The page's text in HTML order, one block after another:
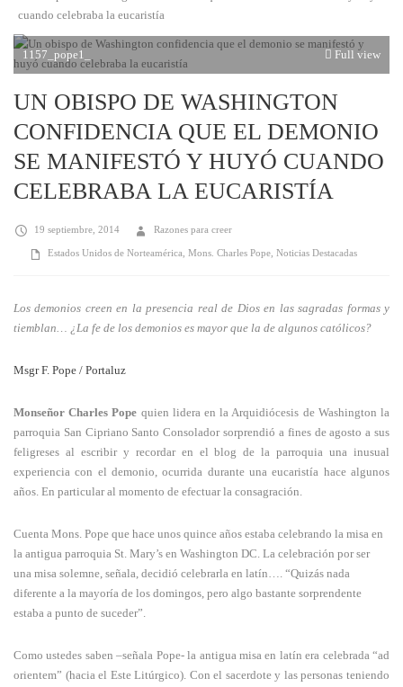
cuando celebraba la eucaristía
1157_pope1_ Full view
UN OBISPO DE WASHINGTON
CONFIDENCIA QUE EL DEMONIO
SE MANIFESTÓ Y HUYÓ CUANDO
CELEBRABA LA EUCARISTÍA
19 septiembre, 2014 Razones para creer
Estados Unidos de Norteamérica Mons. Charles Pope Noticias Destacadas
Los demonios creen en la presencia real de Dios en las sagradas formas y
tiemblan… ¿La fe de los demonios es mayor que la de algunos católicos?
Msgr F. Pope / Portaluz
Monseñor Charles Pope quien lidera en la Arquidiócesis de Washington la
parroquia San Cipriano Santo Consolador sorprendió a fines de agosto a sus
feligreses al escribir y recordar en el blog de la parroquia una inusual
experiencia con el demonio, ocurrida durante una eucaristía hace algunos
años. En particular al momento de efectuar la consagración.
Cuenta Mons. Pope que hace unos quince años estaba celebrando la misa en
la antigua parroquia St. Mary’s en Washington DC. La celebración por ser
una misa solemne, señala, decidió celebrarla en latín…. “Quizás nada
diferente a la mayoría de los domingos, pero algo bastante sorprendente
estaba a punto de suceder”.
Como ustedes saben –señala Pope- la antigua misa en latín era celebrada “ad
orientem” (hacia el Este Litúrgico). Con el sacerdote y las personas teniendo